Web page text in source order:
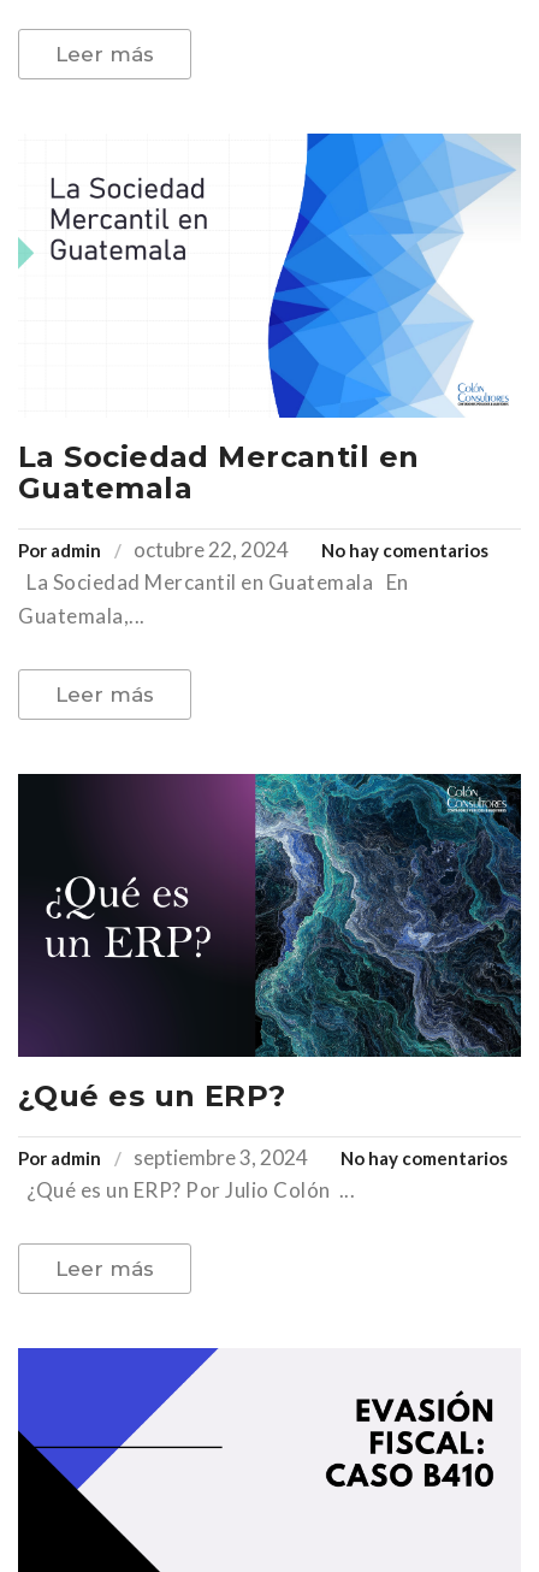
Leer más
La Sociedad Mercantil en
Guatemala
Por admin octubre 22, 2024 No hay comentariosen
La Sociedad Mercantil en Guatemala En
Guatemala,...
Leer más
¿Qué es un ERP?
Por admin septiembre 3, 2024 No hay comentariosen
¿Qué es un ERP? Por Julio Colón ...
Leer más